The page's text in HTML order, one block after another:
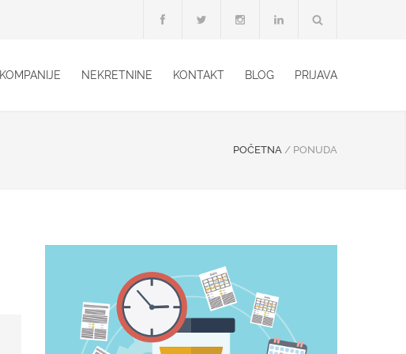
KOMPANIJE NEKRETNINE KONTAKT BLOG PRIJAVA
POČETNA / PONUDA